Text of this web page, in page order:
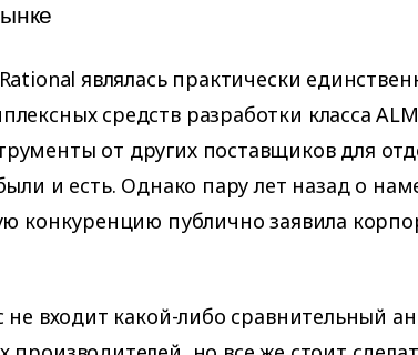
являлась практически
средств разработки класса
от других поставщиков для
и есть. Однако пару лет назад о
конкуренцию публично заявила
не входит какой-либо сравнительный